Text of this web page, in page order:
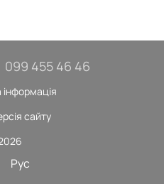
099 455 46 46
інформація
сайту
Рус